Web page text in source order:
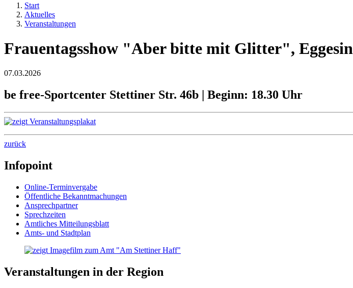
Start
Aktuelles
Veranstaltungen
Frauentagsshow "Aber bitte mit Glitter", Eggesin
07.03.2026
be free-Sportcenter Stettiner Str. 46b | Beginn: 18.30 Uhr
zurück
Infopoint
Online-Terminvergabe
Öffentliche Bekanntmachungen
Ansprechpartner
Sprechzeiten
Amtliches Mitteilungsblatt
Amts- und Stadtplan
Veranstaltungen in der Region